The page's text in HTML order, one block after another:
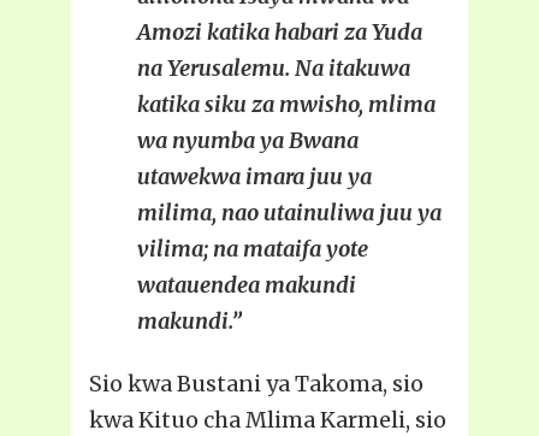
Amozi katika habari za Yuda
na Yerusalemu. Na itakuwa
katika siku za mwisho, mlima
wa nyumba ya Bwana
utawekwa imara juu ya
milima, nao utainuliwa juu ya
vilima; na mataifa yote
watauendea makundi
makundi.”
Sio kwa Bustani ya Takoma, sio
kwa Kituo cha Mlima Karmeli, sio